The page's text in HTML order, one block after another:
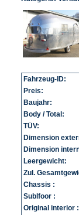
Fahrzeug-ID:
Preis:
Baujahr:
Body / Total:
TÜV:
Dimension
Dimension
Leergewicht:
Zul.
Chassis :
Sublfoor :
Original interior :